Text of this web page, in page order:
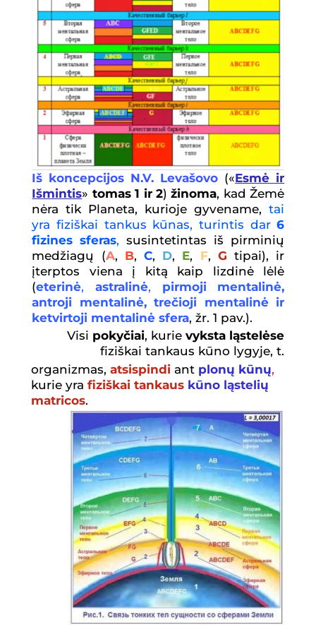
Iš koncepcijos N.V. Levašovo («Esmė ir
Išmintis» tomas 1 ir 2)žinoma, kad Žemė
nėra tik Planeta, kurioje gyvename,tai
yra fiziškai tankus kūnas, turintis dar6
fizines sferas, susintetintas iš pirminių
medžiagų (A, B,C, D, E, F, G tipai), ir
įterptos viena į kitą kaip lizdinė lėlė
(eterinė,astralinė, pirmoji mentalinė,
antroji mentalinė, trečioji mentalinė ir
ketvirtoji mentalinė sfera, žr. 1 pav.).
Visi pokyčiai, kurie vyksta ląstelėse
fiziškai tankaus kūno lygyje, t.
organizmas, atsispindiant plonų kūnų,
kurie yrafiziškai tankaus kūno ląstelių
matricos.